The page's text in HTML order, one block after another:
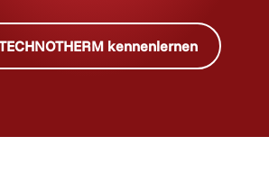
kennenlernen